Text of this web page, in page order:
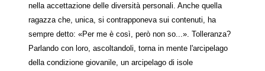
nella accettazione delle diversità personali. Anche quella
ragazza che, unica, si contrapponeva sui contenuti, ha
sempre detto: «Per me è così, però non so...». Tolleranza?
Parlando con loro, ascoltandoli, torna in mente l'arcipelago
della condizione giovanile, un arcipelago di isole